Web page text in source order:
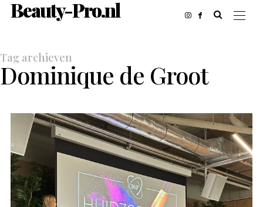
Beauty-Pro.nl
Tag archieven
Dominique de Groot